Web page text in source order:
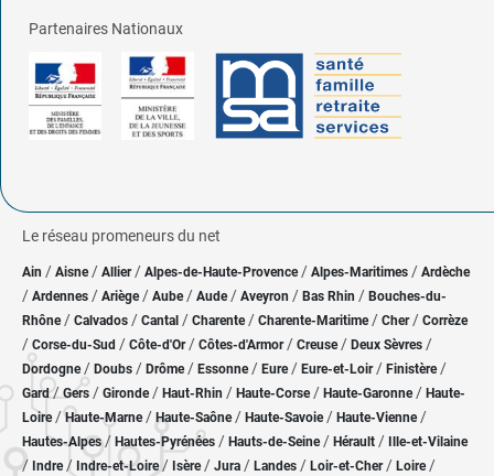
Partenaires Nationaux
Le réseau promeneurs du net
Ain / Aisne/ Allier/ Alpes-de-Haute-Provence / Alpes-Maritimes / Ardèche
/ Ardennes / Ariège/ Aube/ Aude / Aveyron / Bas Rhin / Bouches-du-
Rhône/ Calvados / Cantal / Charente / Charente-Maritime/ Cher / Corrèze
/ Corse-du-Sud / Côte-d'Or / Côtes-d'Armor/ Creuse/ Deux Sèvres /
Dordogne/ Doubs / Drôme/ Essonne / Eure/ Eure-et-Loir / Finistère/
Gard/Gers / Gironde/ Haut-Rhin / Haute-Corse/ Haute-Garonne/ Haute-
Loire/Haute-Marne/ Haute-Saône/ Haute-Savoie/ Haute-Vienne/
Hautes-Alpes/ Hautes-Pyrénées / Hauts-de-Seine/ Hérault / Ille-et-Vilaine
/ Indre/ Indre-et-Loire/ Isère/ Jura / Landes / Loir-et-Cher/ Loire/